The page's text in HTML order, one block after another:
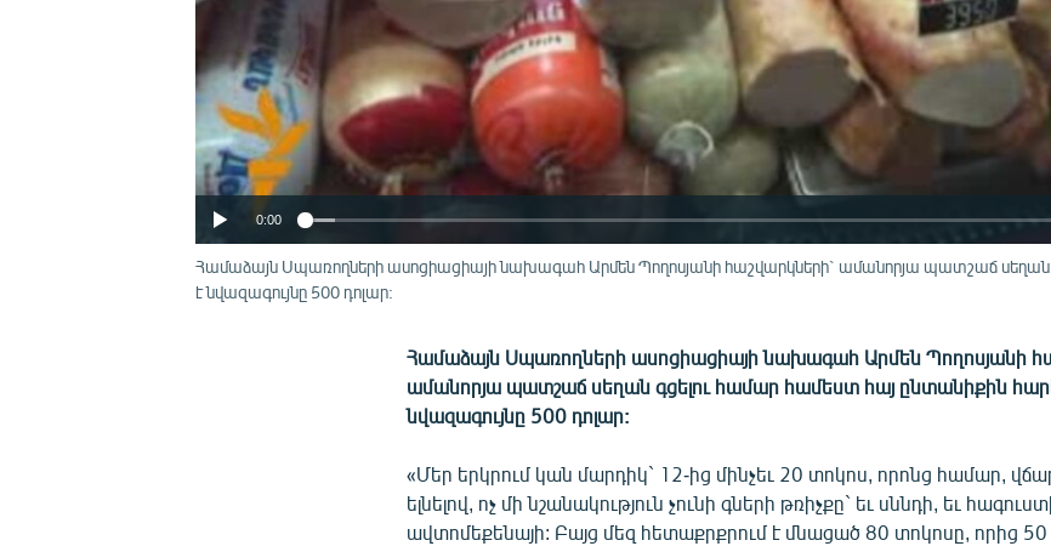
0:00
Համաձայն Սպառողների ասոցիացիայի նախագահ Արմեն Պողոսյանի հաշվարկների` ամանորյա պատշաճ սեղան
է նվազագույնը 500 դոլար:
Համաձայն Սպառողների ասոցիացիայի նախագահ Արմեն Պողոսյանի
ամանորյա պատշաճ սեղան գցելու համար համեստ հայ ընտանիքին
նվազագույնը 500 դոլար:
«Մեր երկրում կան մարդիկ` 12-ից մինչեւ 20 տոկոս, որոնց համար,
ելնելով, ոչ մի նշանակություն չունի գների թռիչքը` եւ սննդի, եւ
ավտոմեքենայի: Բայց մեզ հետաքրքրում է մնացած 80 տոկոսը, որից